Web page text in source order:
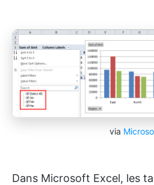
via
Dans Microsoft Excel, les